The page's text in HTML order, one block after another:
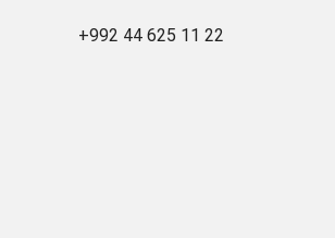
+992 44 625 11 22